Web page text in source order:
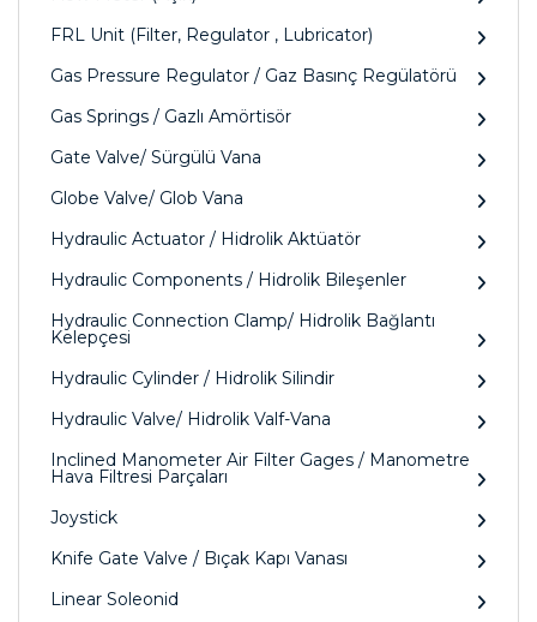
FRL Unit (Filter, Regulator , Lubricator)
Gas Pressure Regulator / Gaz Basınç Regülatörü
Gas Springs / Gazlı Amörtisör
Gate Valve/ Sürgülü Vana
Globe Valve/ Glob Vana
Hydraulic Actuator / Hidrolik Aktüatör
Hydraulic Components / Hidrolik Bileşenler
Hydraulic Connection Clamp/ Hidrolik Bağlantı
Kelepçesi
Hydraulic Cylinder / Hidrolik Silindir
Hydraulic Valve/ Hidrolik Valf-Vana
Inclined Manometer Air Filter Gages / Manometre
Hava Filtresi Parçaları
Joystick
Knife Gate Valve / Bıçak Kapı Vanası
Linear Soleonid